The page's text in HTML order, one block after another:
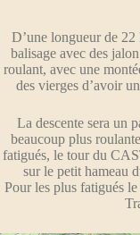
D’une longueur de
balisage avec des
roulant, avec une
des vierges d’avoir
La descente sera un
beaucoup plus
fatigués, le tour du
sur le petit hameau
Pour les plus fatigués